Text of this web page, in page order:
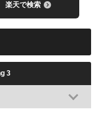
楽天で検索
3